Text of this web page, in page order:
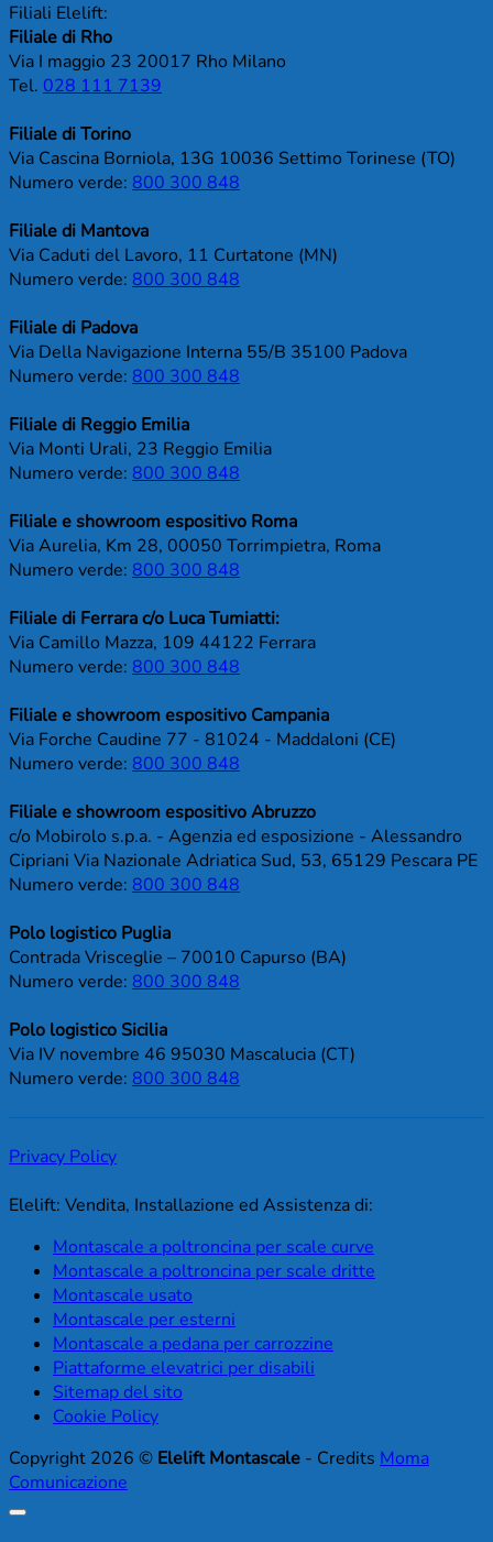
Filiali Elelift:
Filiale di Rho
Via I maggio 23 20017 Rho Milano
Tel. 028 111 7139
Filiale di Torino
Via Cascina Borniola, 13G 10036 Settimo Torinese (TO)
Numero verde: 800 300 848
Filiale di Mantova
Via Caduti del Lavoro, 11 Curtatone (MN)
Numero verde: 800 300 848
Filiale di Padova
Via Della Navigazione Interna 55/B 35100 Padova
Numero verde: 800 300 848
Filiale di Reggio Emilia
Via Monti Urali, 23 Reggio Emilia
Numero verde: 800 300 848
Filiale e showroom espositivo Roma
Via Aurelia, Km 28, 00050 Torrimpietra, Roma
Numero verde: 800 300 848
Filiale di Ferrara c/o Luca Tumiatti:
Via Camillo Mazza, 109 44122 Ferrara
Numero verde: 800 300 848
Filiale e showroom espositivo Campania
Via Forche Caudine 77 - 81024 - Maddaloni (CE)
Numero verde: 800 300 848
Filiale e showroom espositivo Abruzzo
c/o Mobirolo s.p.a. - Agenzia ed esposizione - Alessandro
Cipriani Via Nazionale Adriatica Sud, 53, 65129 Pescara PE
Numero verde: 800 300 848
Polo logistico Puglia
Contrada Vrisceglie – 70010 Capurso (BA)
Numero verde: 800 300 848
Polo logistico Sicilia
Via IV novembre 46 95030 Mascalucia (CT)
Numero verde: 800 300 848
Privacy Policy
Elelift: Vendita, Installazione ed Assistenza di:
Montascale a poltroncina per scale curve
Montascale a poltroncina per scale dritte
Montascale usato
Montascale per esterni
Montascale a pedana per carrozzine
Piattaforme elevatrici per disabili
Sitemap del sito
Cookie Policy
Copyright 2026 © Elelift Montascale - Credits Moma
Comunicazione